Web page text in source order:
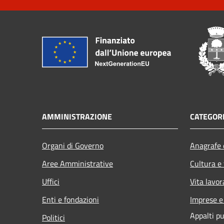
AMMINISTRAZIONE
Organi di Governo
Aree Amministrative
Uffici
Enti e fondazioni
Politici
Cultura
Vita
Imprese
Appalti